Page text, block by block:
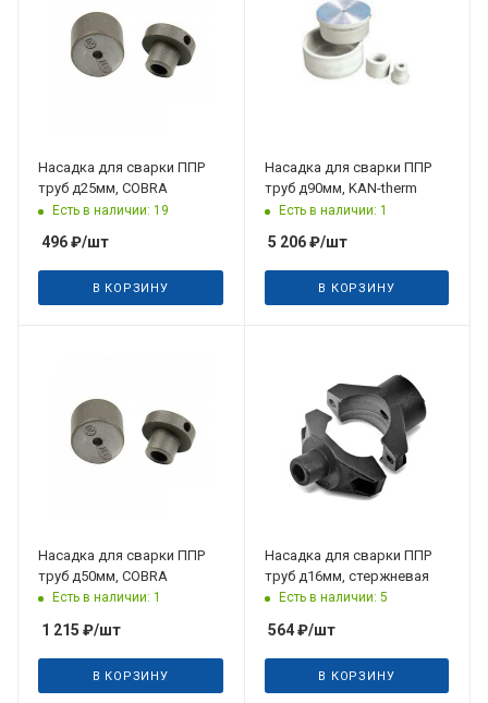
Насадка для сварки ППР
труб д25мм, COBRA
Есть в наличии: 19
496₽/шт
В КОРЗИНУ
31.08.2026
Насадка для сварки ППР
труб д90мм, KAN-therm
Есть в наличии: 1
5 206₽/шт
В КОРЗИНУ
Насадка для сварки ППР
труб д50мм, COBRA
Есть в наличии: 1
1 215 ₽/шт
В КОРЗИНУ
Насадка для сварки ППР
труб д16мм, стержневая
Есть в наличии: 5
564₽/шт
В КОРЗИНУ